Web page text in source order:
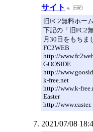
サイト
旧FC2無料ホー
下記の「旧FC2
月30日をもちま
FC2WEB
http://
GOOSIDE
http://
k-free.net
http://www.k-
Easter
http://www.easter.
2021/07/08